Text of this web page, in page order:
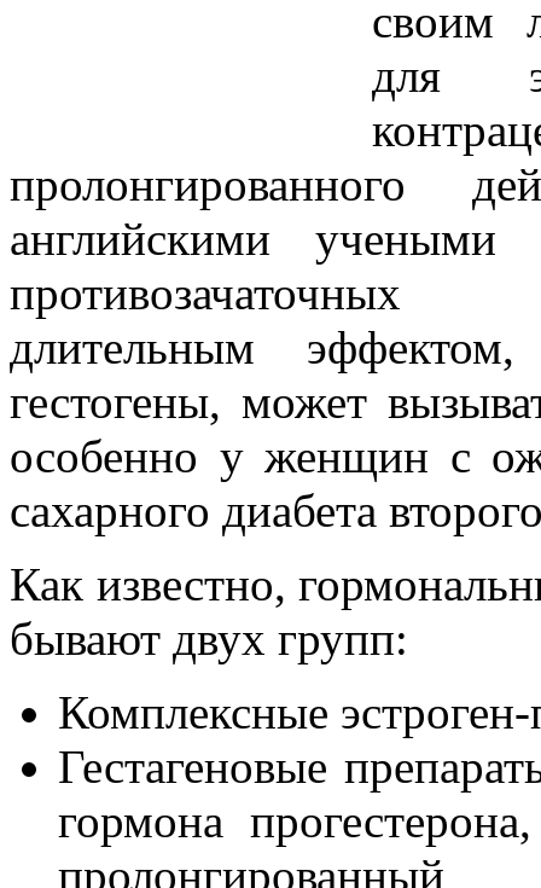
своим
для
английскими
длительным
гестогены, может
особенно у женщин с
сахарного диабета
Как известно,
бывают двух групп:
Комплексные
Гестагеновые
гормона